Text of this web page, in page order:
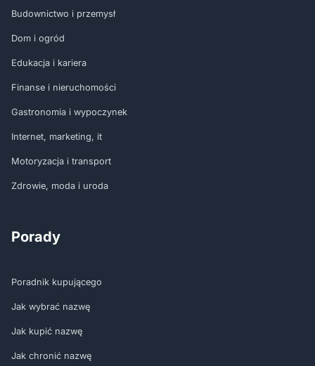
Budownictwo i przemysł
Dom i ogród
Edukacja i kariera
Finanse i nieruchomości
Gastronomia i wypoczynek
Internet, marketing, it
Motoryzacja i transport
Zdrowie, moda i uroda
Porady
Poradnik kupującego
Jak wybrać nazwę
Jak kupić nazwę
Jak chronić nazwę